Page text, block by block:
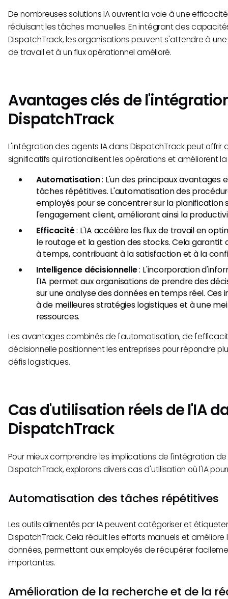
De nombreuses solutions IA ouvrent la voie à une
réduisant les tâches manuelles. En intégrant des
DispatchTrack, les organisations peuvent s'attendre à
de travail et à un flux opérationnel amélioré.
Avantages clés de
DispatchTrack
L'intégration des agents IA dans DispatchTrack peut
significatifs qui rationalisent les opérations et améliorent
Automatisation: L'un des principaux avantages
tâches répétitives. L'automatisation des
employés pour se concentrer sur la planification
l'engagement client, améliorant ainsi la
Efficacité: L'IA accélère les flux de travail en
le routage et la gestion des stocks. Cela garantit
à temps, contribuant à la satisfaction et à la
Intelligence décisionnelle: L'incorporation
l'IA permet aux organisations de prendre des
sur une analyse des données en temps réel. Ces
à de meilleures stratégies logistiques et à une
ressources.
Les avantages combinés de l'automatisation, de
décisionnelle positionnent les entreprises pour répondre
défis logistiques.
Cas d'utilisation réels de l'IA
DispatchTrack
Pour mieux comprendre les implications de l'intégration de
DispatchTrack, explorons divers cas d'utilisation où l'IA
Automatisation des tâches répétitives
Les outils alimentés par IA peuvent catégoriser et
DispatchTrack. Cela réduit les efforts manuels et
données, permettant aux employés de récupérer
importantes.
Amélioration de la recherche et de la